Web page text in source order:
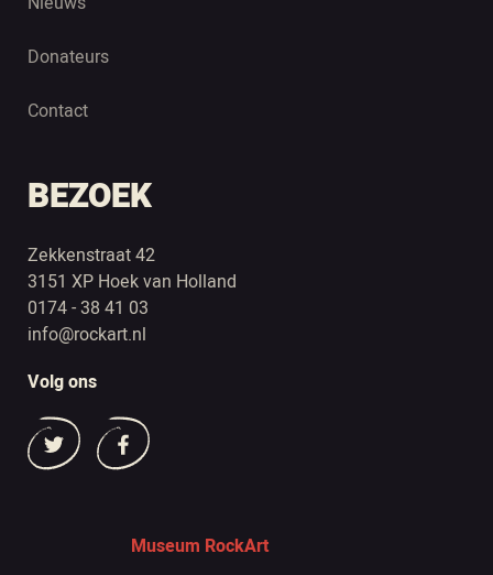
Donateurs
Contact
BEZOEK
Zekkenstraat 42
3151 XP Hoek van Holland
0174 - 38 41 03
info@rockart.nl
Volg ons
Museum RockArt